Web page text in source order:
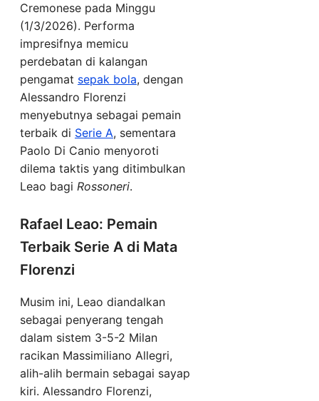
Cremonese pada Minggu
(1/3/2026). Performa
impresifnya memicu
perdebatan di kalangan
pengamat sepak bola, dengan
Alessandro Florenzi
menyebutnya sebagai pemain
terbaik di Serie A, sementara
Paolo Di Canio menyoroti
dilema taktis yang ditimbulkan
Leao bagi Rossoneri.
Rafael Leao: Pemain
Terbaik Serie A di Mata
Florenzi
Musim ini, Leao diandalkan
sebagai penyerang tengah
dalam sistem 3-5-2 Milan
racikan Massimiliano Allegri,
alih-alih bermain sebagai sayap
kiri. Alessandro Florenzi,